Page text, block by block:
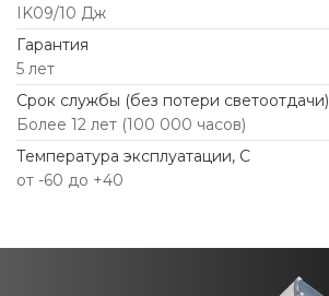
IK09/10 Дж
Гарантия
5 лет
Срок службы (без потери светоотдачи)
Более 12 лет (100 000 часов)
Температура эксплуатации, С
от -60 до +40